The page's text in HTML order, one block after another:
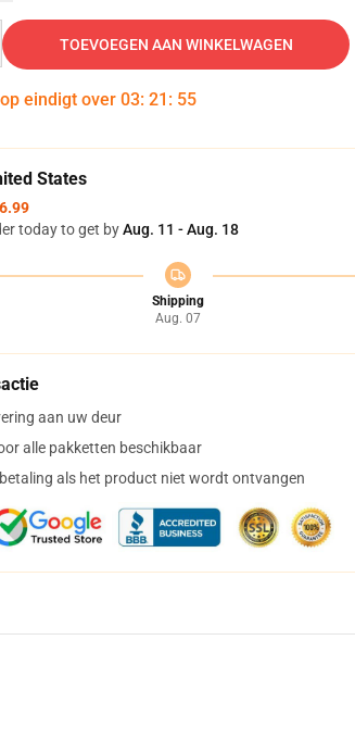
TOEVOEGEN AAN WINKELWAGEN
eindigt over 03: 21 : 54
States
today to get byAug. 11 - Aug. 18
Shipping
Aug. 07
aan uw deur
alle pakketten beschikbaar
als het product niet wordt ontvangen